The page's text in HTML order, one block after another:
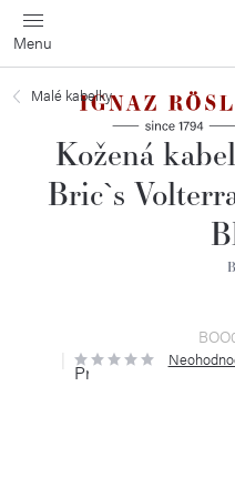
Přejít
na
obsah
Malé kabelky
Kožená
Bric`s
Průměrné
hodnocení